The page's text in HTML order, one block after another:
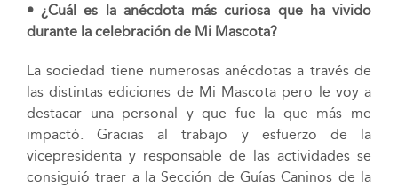
• ¿Cuál es la anécdota más curiosa que ha vivido
durante la celebración de Mi Mascota?
La sociedad tiene numerosas anécdotas a través de
las distintas ediciones de Mi Mascota pero le voy a
destacar una personal y que fue la que más me
impactó. Gracias al trabajo y esfuerzo de la
vicepresidenta y responsable de las actividades se
consiguió traer a la Sección de Guías Caninos de la